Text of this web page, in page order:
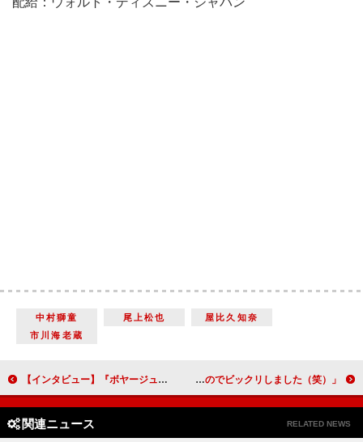
中村獅童 尾上松也
屋比久知奈
市川海老蔵
【インタビュー】『ボヤージュ・オブ・タイム』中谷美紀「寸分の隙もない完璧を通り越した作品でした」 「初めて鏡を見た時、見たことのない自分が映っていたのでビックリしました（笑）」市原隼人（傑山）【「おんな城主 直虎」インタビュー】
関連ニュース RELATED NEWS